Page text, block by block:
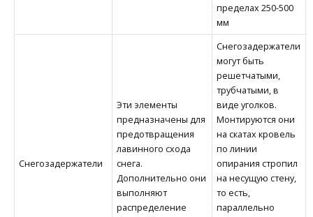
пределах 250-500
мм
Снегозадержатели
Эти элементы
предназначены для
предотвращения
лавинного схода
снега.
Дополнительно они
выполняют
распределение
Снегозадержатели
могут быть
решетчатыми,
трубчатыми, в
виде уголков.
Монтируются они
на скатах кровель
по линии
опирания стропил
на несущую стену,
то есть,
параллельно